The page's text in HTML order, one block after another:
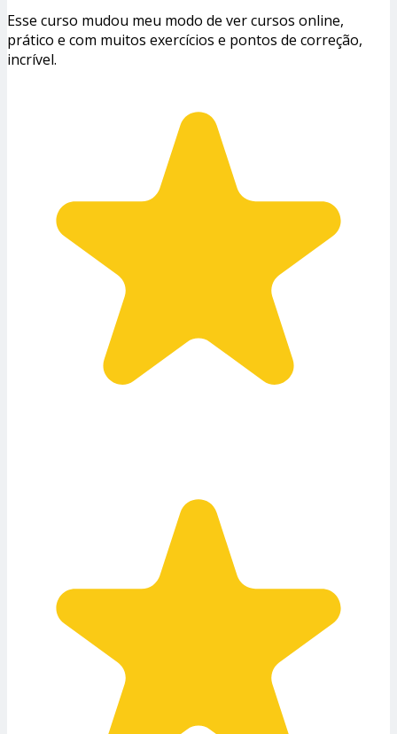
Esse curso mudou meu modo de ver cursos online,
prático e com muitos exercícios e pontos de correção,
incrível.